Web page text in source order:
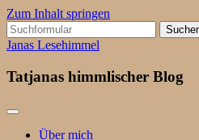
Zum Inhalt springen
Suchen
nach:
Janas Lesehimmel
Tatjanas himmlischer Blog
Über mich